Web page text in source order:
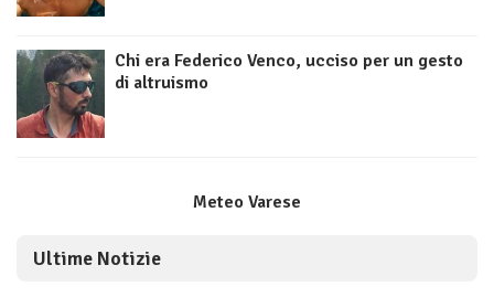
Chi era Federico Venco, ucciso per un gesto
di altruismo
Meteo Varese
Ultime Notizie